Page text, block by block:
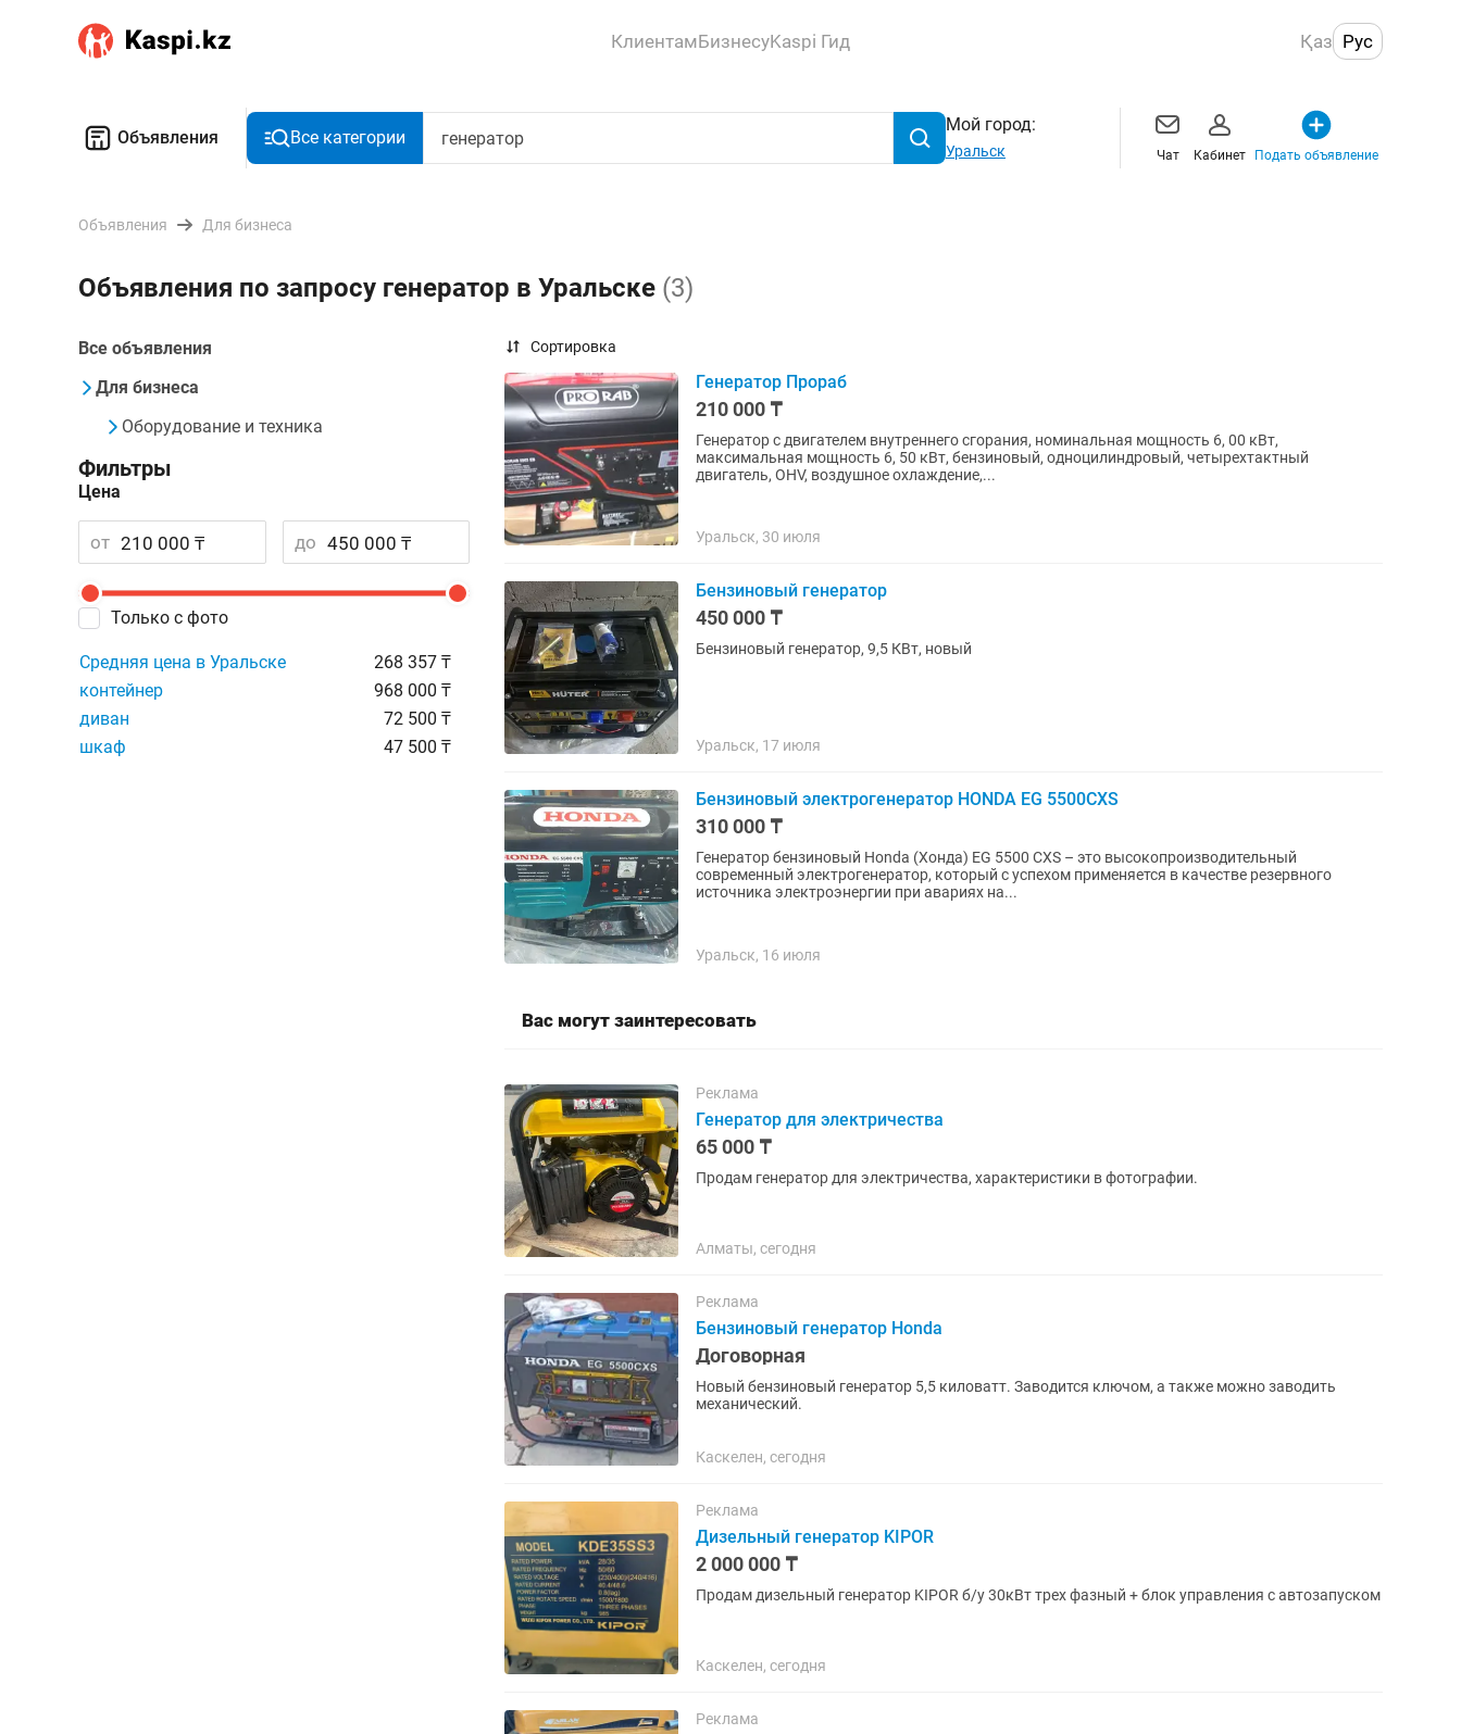
КлиентамБизнесуKaspi Гид Қаз Рус
Объявления Все категории
Мой город:
Уральск Чат Кабинет Подать объявление
Объявления Для бизнеса
Объявления по запросу генератор в Уральске (3)
Все объявления
Для бизнеса
Оборудование и техника
Фильтры
Цена
от до
Только с фото
Средняя цена в Уральске
268 357 ₸
контейнер
968 000 ₸
диван
72 500 ₸
шкаф
47 500 ₸
Сортировка
Генератор Прораб
210 000 ₸
Генератор с двигателем внутреннего сгорания, номинальная мощность 6, 00 кВт,
максимальная мощность 6, 50 кВт, бензиновый, одноцилиндровый, четырехтактный
двигатель, OHV, воздушное охлаждение,...
Уральск, 30 июля
Бензиновый генератор
450 000 ₸
Бензиновый генератор, 9,5 КВт, новый
Уральск, 17 июля
Бензиновый электрогенератор HONDA EG 5500CXS
310 000 ₸
Генератор бензиновый Honda (Хонда) EG 5500 CXS – это высокопроизводительный
современный электрогенератор, который с успехом применяется в качестве резервного
источника электроэнергии при авариях на...
Уральск, 16 июля
Вас могут заинтересовать
Реклама
Генератор для электричества
65 000 ₸
Продам генератор для электричества, характеристики в фотографии.
Алматы, сегодня
Реклама
Бензиновый генератор Honda
Договорная
Новый бензиновый генератор 5,5 киловатт. Заводится ключом, а также можно заводить
механический.
Каскелен, сегодня
Реклама
Дизельный генератор KIPOR
2 000 000 ₸
Продам дизельный генератор KIPOR б/у 30кВт трех фазный + блок управления с автозапуском
Каскелен, сегодня
Реклама